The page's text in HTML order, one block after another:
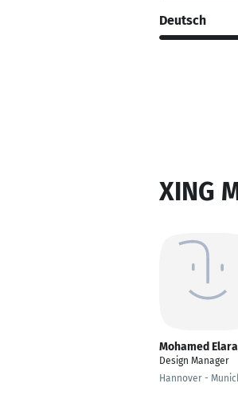
Deutsch
XING
Mohamed
Design Manager
Hannover -